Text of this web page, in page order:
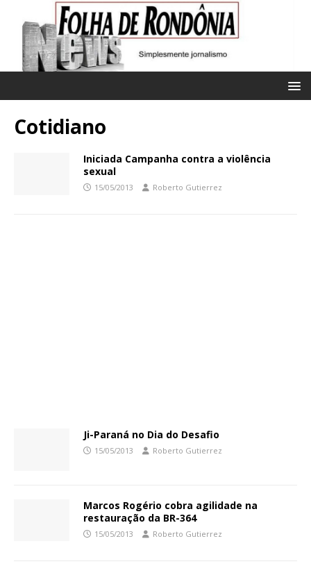
Cotidiano
Iniciada Campanha contra a violência
sexual
15/05/2013 Roberto Gutierrez
Ji-Paraná no Dia do Desafio
15/05/2013 Roberto Gutierrez
Marcos Rogério cobra agilidade na
restauração da BR-364
15/05/2013 Roberto Gutierrez